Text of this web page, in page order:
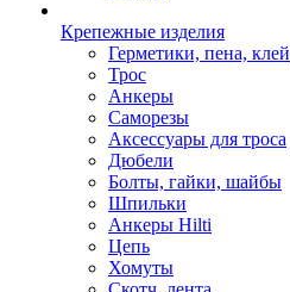
Крепежные изделия
Герметики, пена, клей
Трос
Анкеры
Саморезы
Аксессуары для троса
Дюбели
Болты, гайки, шайбы
Шпильки
Анкеры Hilti
Цепь
Хомуты